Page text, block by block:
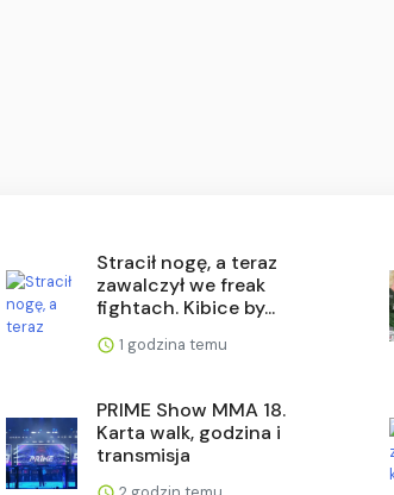
Stracił nogę, a teraz
zawalczył we freak
fightach. Kibice by...
1 godzina temu
PRIME Show MMA 18.
Karta walk, godzina i
transmisja